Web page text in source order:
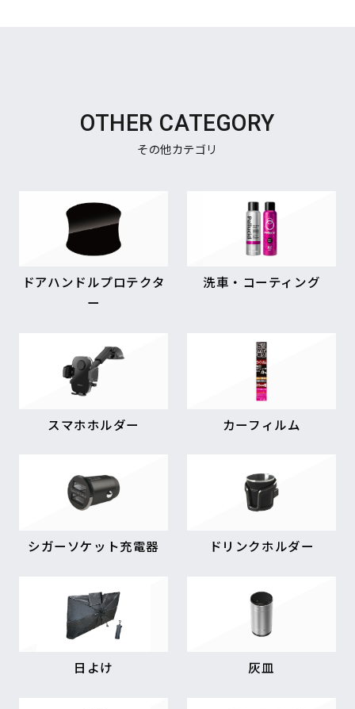
OTHER CATEGORY
その他カテゴリ
ドアハンドルプロテクタ
ー
洗車・コーティング
スマホホルダー カーフィルム
シガーソケット充電器 ドリンクホルダー
日よけ 灰皿